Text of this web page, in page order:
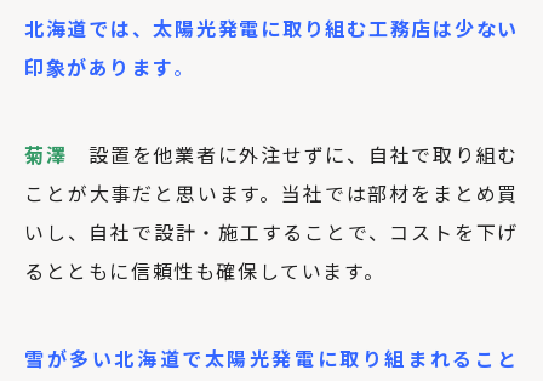
北海道では、太陽光発電に取り組む工務店は少ない
印象があります。
菊澤 設置を他業者に外注せずに、自社で取り組む
ことが大事だと思います。当社では部材をまとめ買
いし、自社で設計・施工することで、コストを下げ
るとともに信頼性も確保しています。
雪が多い北海道で太陽光発電に取り組まれること